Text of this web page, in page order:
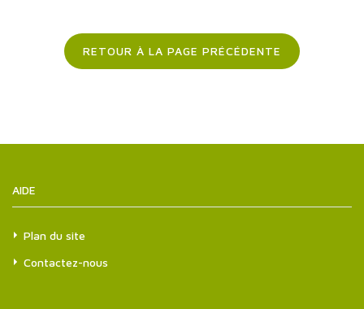
RETOUR À LA PAGE PRÉCÉDENTE
AIDE
Plan du site
Contactez-nous